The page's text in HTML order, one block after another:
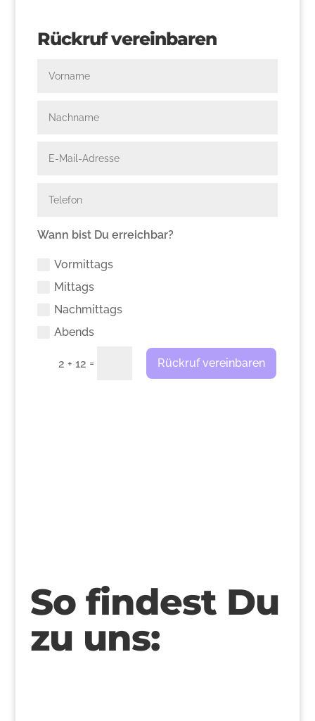
Rückruf vereinbaren
Wann bist Du erreichbar?
Vormittags
Mittags
Nachmittags
Abends
2 + 12 = Rückruf vereinbaren
So findest Du
zu uns: